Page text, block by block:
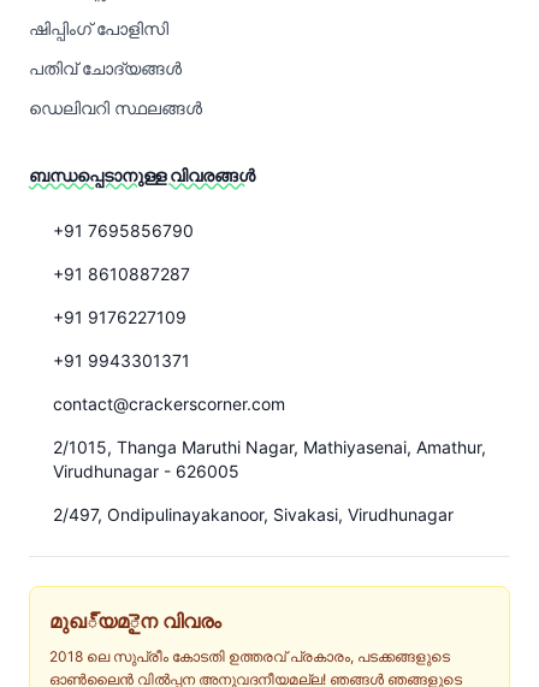
ഷിപ്പിംഗ് പോളിസി
പതിവ് ചോദ്യങ്ങൾ
ഡെലിവറി സ്ഥലങ്ങൾ
ബന്ധപ്പെടാനുള്ള വിവരങ്ങൾ
+91 7695856790
+91 8610887287
+91 9176227109
+91 9943301371
contact@crackerscorner.com
2/1015, Thanga Maruthi Nagar, Mathiyasenai, Amathur,
Virudhunagar - 626005
2/497, Ondipulinayakanoor, Sivakasi, Virudhunagar
മുഖ్യമైന വിവരം
2018 ലെ സുപ്രീം കോടതി ഉത്തരവ് പ്രകാരം, പടക്കങ്ങളുടെ
ഓൺലൈൻ വിൽപ്പന അനുവദനീയമല്ല! ഞങ്ങൾ ഞങ്ങളുടെ